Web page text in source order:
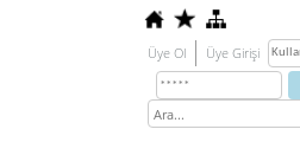
Üye Ol Üye Girişi